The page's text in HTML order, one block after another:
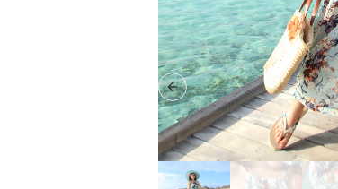
Previous slide